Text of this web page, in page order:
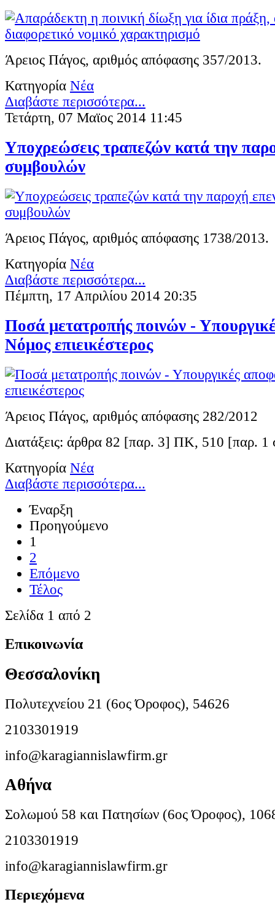
Άρειος Πάγος, αριθμός απόφασης 357/2013.
Κατηγορία Νέα
Διαβάστε περισσότερα...
Τετάρτη, 07 Μαϊος 2014 11:45
Υποχρεώσεις τραπεζών κατά την
συμβουλών
Άρειος Πάγος, αριθμός απόφασης 1738/2013.
Κατηγορία Νέα
Διαβάστε περισσότερα...
Πέμπτη, 17 Απριλίου 2014 20:35
Ποσά μετατροπής ποινών -
Νόμος επιεικέστερος
Άρειος Πάγος, αριθμός απόφασης 282/2012
Διατάξεις: άρθρα 82 [παρ. 3] ΠΚ, 510 [παρ.
Κατηγορία Νέα
Διαβάστε περισσότερα...
Έναρξη
Προηγούμενο
1
2
Επόμενο
Τέλος
Σελίδα 1 από 2
Επικοινωνία
Θεσσαλονίκη
Πολυτεχνείου 21 (6ος Όροφος), 54626
2103301919
info@karagiannislawfirm.gr
Αθήνα
Σολωμού 58 και Πατησίων (6ος Όροφος),
2103301919
info@karagiannislawfirm.gr
Περιεχόμενα